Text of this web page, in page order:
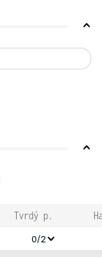
Tvrdý p.
0/2